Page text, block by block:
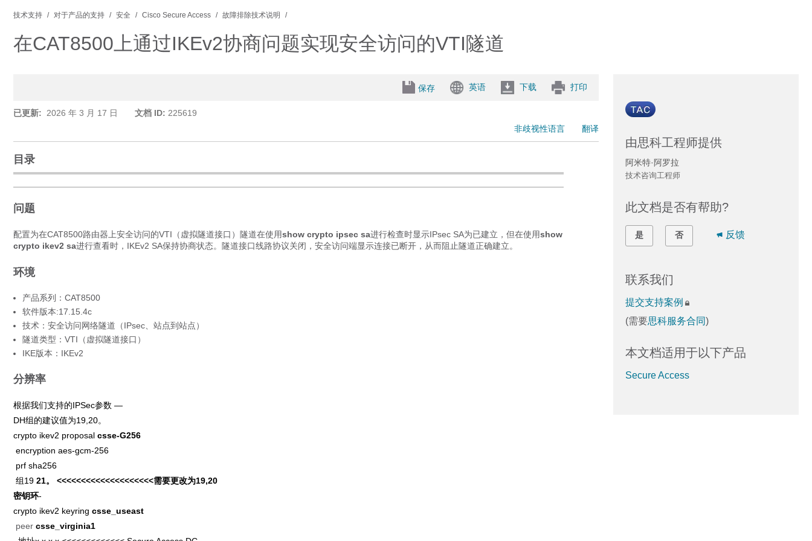
技术支持 对于产品的支持 安全 Cisco Secure Access 故障排除技术说明
在CAT8500上通过IKEv2协商问题实现安全访问的VTI隧道
保存 英语 下载 打印
已更新: 2026 年 3 月 17 日 文档 ID: 225619
非歧视性语言
翻译
目录
问题
配置为在CAT8500路由器上安全访问的VTI（虚拟隧道接口）隧道在使用show crypto ipsec sa进行检查时显示IPsec SA为已建立，但在使用show
crypto ikev2 sa进行查看时，IKEv2 SA保持协商状态。隧道接口线路协议关闭，安全访问端显示连接已断开，从而阻止隧道正确建立。
环境
产品系列：CAT8500
软件版本:17.15.4c
技术：安全访问网络隧道（IPsec、站点到站点）
隧道类型：VTI（虚拟隧道接口）
IKE版本：IKEv2
分辨率
根据我们支持的IPSec参数 —
DH组的建议值为19,20。
crypto ikev2 proposal csse-G256
encryption aes-gcm-256
prf sha256
组19 21。 <<<<<<<<<<<<<<<<<<<<需要更改为19,20
密钥环-
crypto ikev2 keyring csse_useast
peer csse_virginia1
由思科工程师提供
阿米特·阿罗拉
技术咨询工程师
此文档是否有帮助?
是 否 反馈
联系我们
提交支持案例
(需要思科服务合同)
本文档适用于以下产品
Secure Access